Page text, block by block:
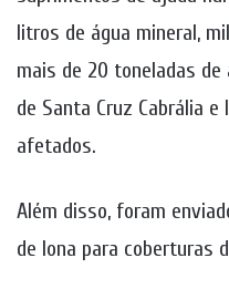
litros de água mineral,
mais de 20 toneladas
de Santa Cruz Cabrália
afetados.
Além disso, foram
de lona para coberturas